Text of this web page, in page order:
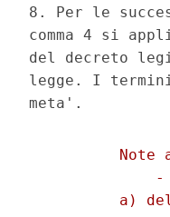
8. Per le
comma 4 si
del decreto
legge. I
Note
a)